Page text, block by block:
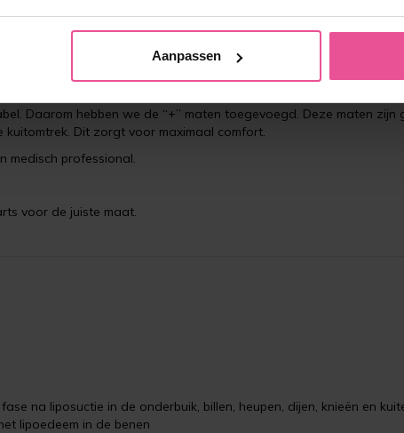
Aanpassen
76-80 60-64
onze klanten. Vrouwen met lipoedeem of gezwollen benen hebben
Daarom hebben we de “+” maten toegevoegd. Deze maten zijn
Dit zorgt voor maximaal comfort.
medisch professional.
voor de juiste maat.
na liposuctie in de onderbuik, billen, heupen, dijen, knieën en
lipoedeem in de benen